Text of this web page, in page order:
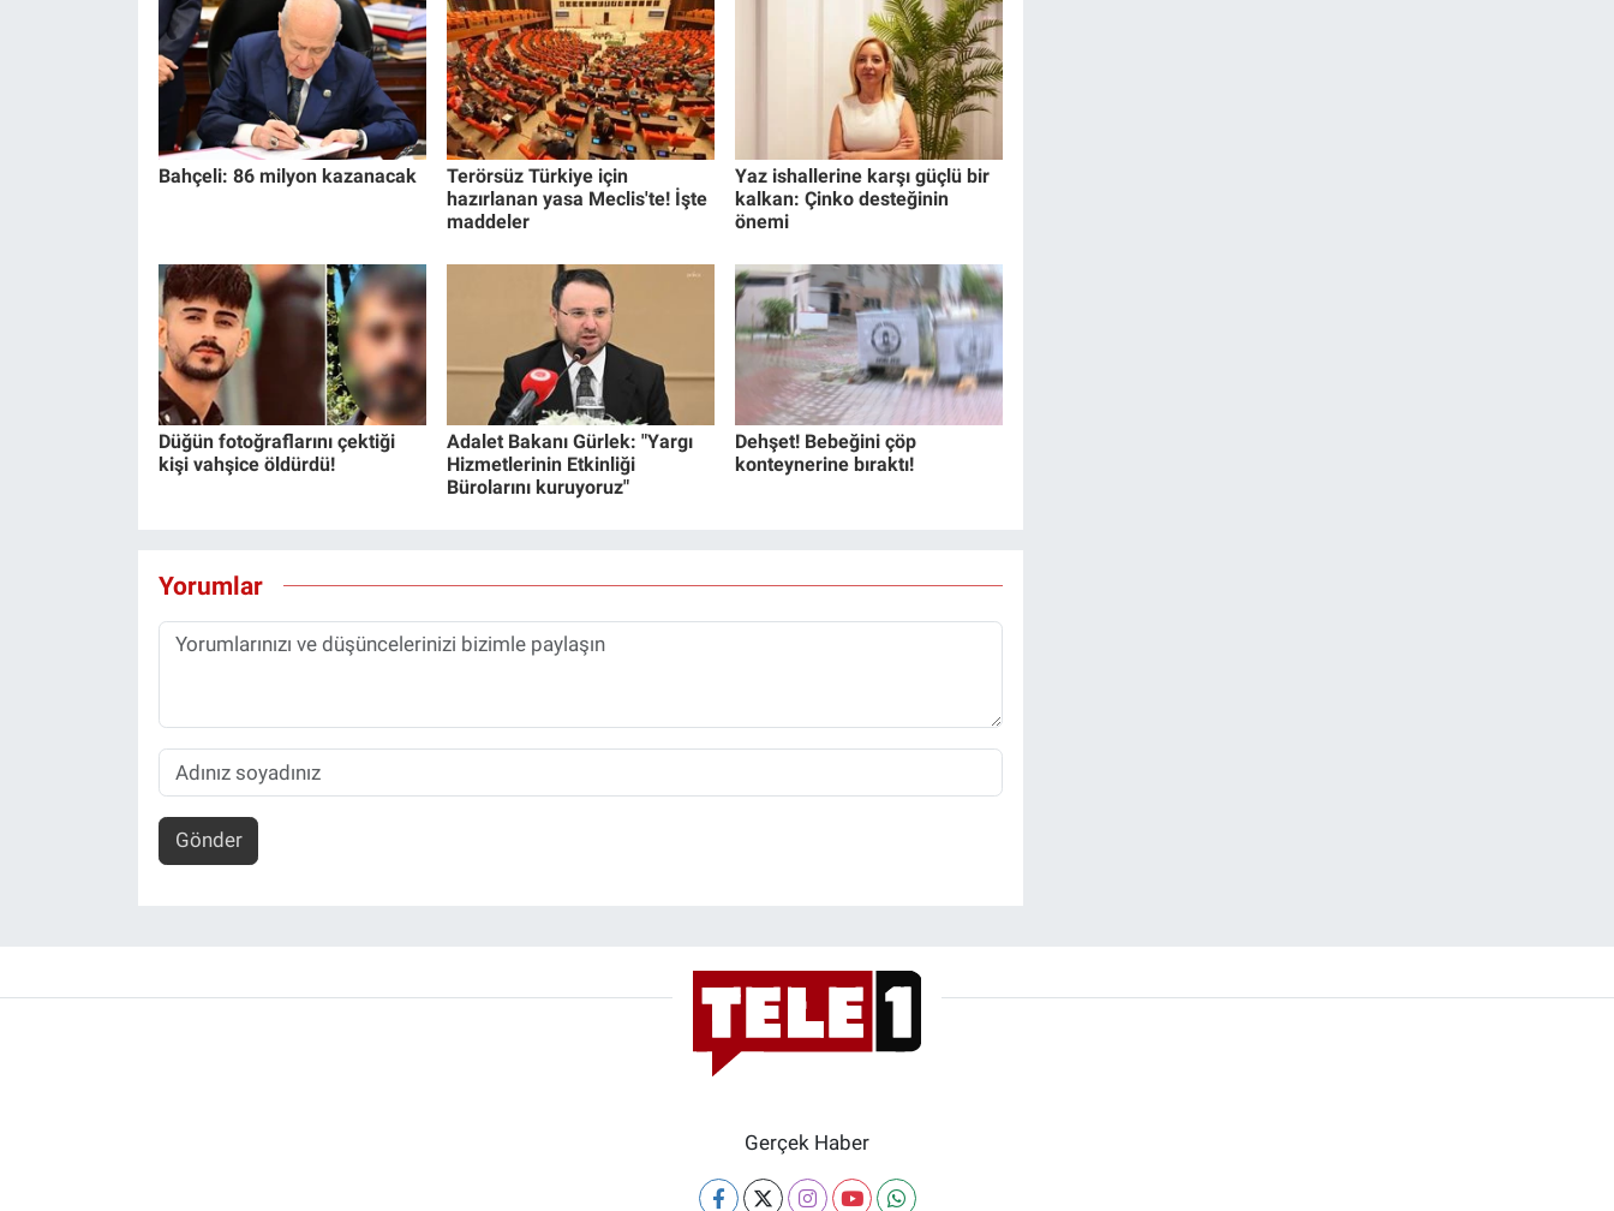
Bahçeli: 86 milyon kazanacak
Terörsüz Türkiye için
hazırlanan yasa Meclis'te! İşte
maddeler
Yaz ishallerine karşı güçlü bir
kalkan: Çinko desteğinin
önemi
Düğün fotoğraflarını çektiği
kişi vahşice öldürdü!
Adalet Bakanı Gürlek: "Yargı
Hizmetlerinin Etkinliği
Bürolarını kuruyoruz"
Dehşet! Bebeğini çöp
konteynerine bıraktı!
Yorumlar
Gönder
Gerçek Haber